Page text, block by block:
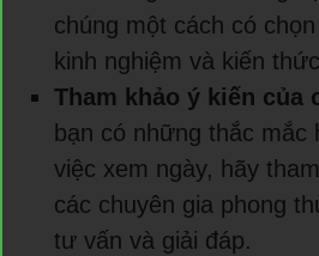
chúng một cách có
kinh nghiệm và kiến
Tham khảo ý kiến của
bạn có những thắc mắc
việc xem ngày, hãy
các chuyên gia phong
tư vấn và giải đáp.